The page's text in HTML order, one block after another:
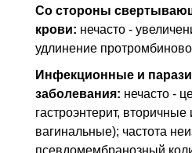
Со стороны
крови: нечасто -
удлинение
Инфекционные и
заболевания: нечасто -
гастроэнтерит, вторичные
вагинальные); частота
псевдомембранозный